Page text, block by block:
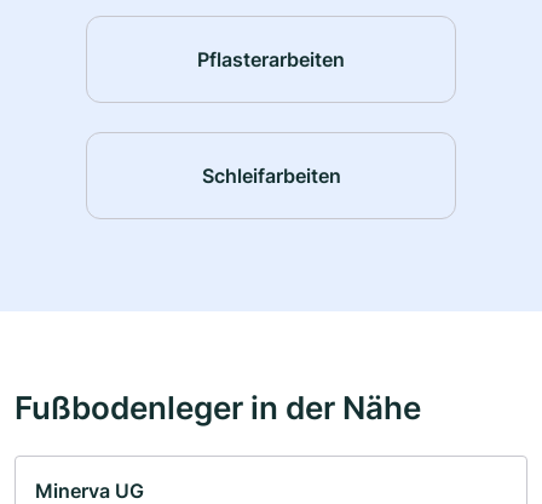
Pflasterarbeiten
Schleifarbeiten
Fußbodenleger in der Nähe
Minerva UG